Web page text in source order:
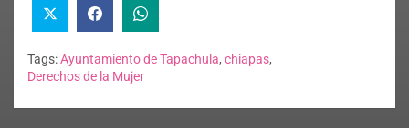
Tags:Ayuntamiento de Tapachula, chiapas,
Derechos de la Mujer